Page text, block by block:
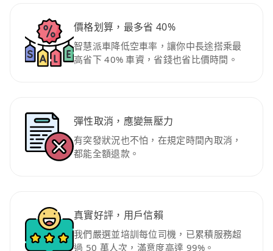
價格划算，最多省 40%
智慧派車降低空車率，讓你中長途搭乘最
高省下 40% 車資，省錢也省比價時間。
彈性取消，應變無壓力
有突發狀況也不怕，在規定時間內取消，
都能全額退款。
真實好評，用戶信賴
我們嚴選並培訓每位司機，已累積服務超
過 50 萬人次，滿意度高達 99%。